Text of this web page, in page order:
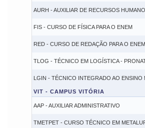
AURH - AUXILIAR DE RECURSOS
FIS - CURSO DE FÍSICA PARA O ENEM
RED - CURSO DE REDAÇÃO PARA O ENEM
TLOG - TÉCNICO EM LOGÍSTICA -
LGIN - TÉCNICO INTEGRADO AO ENSINO
VIT - CAMPUS VITÓRIA
AAP - AUXILIAR ADMINISTRATIVO
TMETPET - CURSO TÉCNICO EM